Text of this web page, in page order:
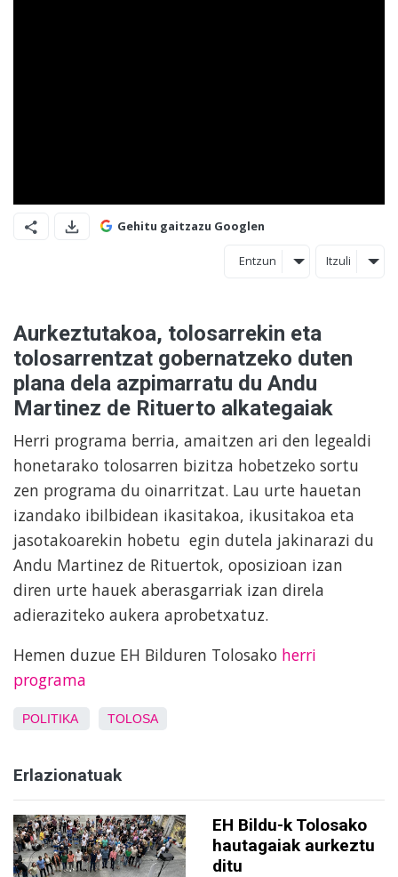
Gehitu gaitzazu Googlen
Entzun Itzuli
Aurkeztutakoa, tolosarrekin eta
tolosarrentzat gobernatzeko duten
plana dela azpimarratu du Andu
Martinez de Rituerto alkategaiak
Herri programa berria, amaitzen ari den legealdi
honetarako tolosarren bizitza hobetzeko sortu
zen programa du oinarritzat. Lau urte hauetan
izandako ibilbidean ikasitakoa, ikusitakoa eta
jasotakoarekin hobetu egin dutela jakinarazi du
Andu Martinez de Rituertok, oposizioan izan
diren urte hauek aberasgarriak izan direla
adieraziteko aukera aprobetxatuz.
Hemen duzue EH Bilduren Tolosako herri
programa
POLITIKA TOLOSA
Erlazionatuak
EH Bildu-k Tolosako
hautagaiak aurkeztu
ditu